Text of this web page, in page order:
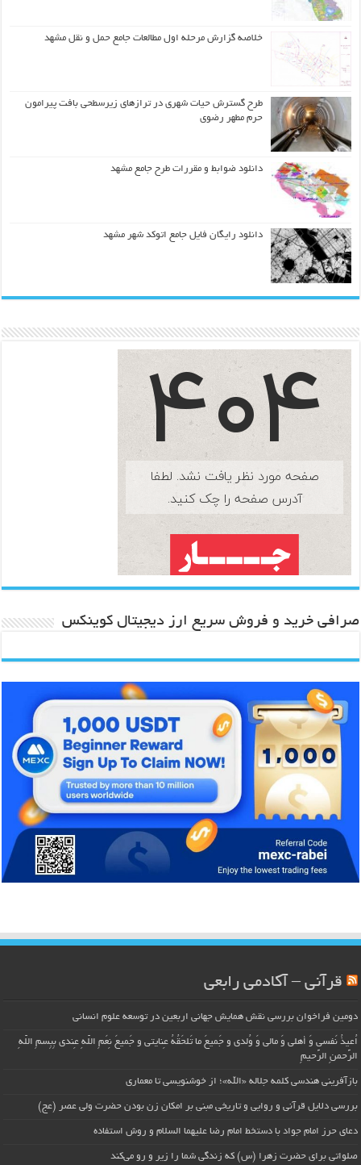
خلاصه گزارش مرحله اول مطالعات جامع حمل و نقل مشهد
طرح گسترش حیات شهري در ترازهاي زیرسطحی بافت پیرامون
حرم مطهر رضوي
دانلود ضوابط و مقررات طرح جامع مشهد
دانلود رایگان فایل جامع اتوکد شهر مشهد
صرافی خرید و فروش سریع ارز دیجیتال کوینکس
قرآنی – آکادمی رابعی
دومین فراخوان بررسی نقش همایش جهانی اربعین در توسعه علوم انسانی
اُعیذُ نَفسی وَ أهلی وَ مالی وَ وُلدی و جَمیعَ ما تَلحَقُهُ عِنایتی و جَمیعَ نِعَمِ اللّهِ عِندی بِبِسمِ اللّهِ
الرَّحمنِ الرَّحیمِ
بازآفرینی هندسی کلمه جلاله «الله»؛ از خوشنویسی تا معماری
بررسی دلایل قرآنی و روایی و تاریخی مبنی بر امکان زن بودن حضرت ولی عصر (عج)
دعای حرز امام جواد با دستخط امام رضا علیهما السلام و روش استفاده
صلواتی برای حضرت زهرا (س) که زندگی شما را زیر و رو می‌کند